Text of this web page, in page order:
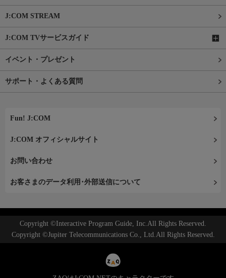
J:COM STREAM
J:COM TVサービスガイド
イベント・プレゼント
サポート・よくある質問
Fun! J:COM
J:COM オフィシャルサイト
お問い合わせ
お客さまのデータ利用･外部送信について
Copyright ©Interactive Program Guide, Inc.All Rights Reserved.
Copyright ©Jupiter Telecommunications Co., Ltd.All Rights Reserved.